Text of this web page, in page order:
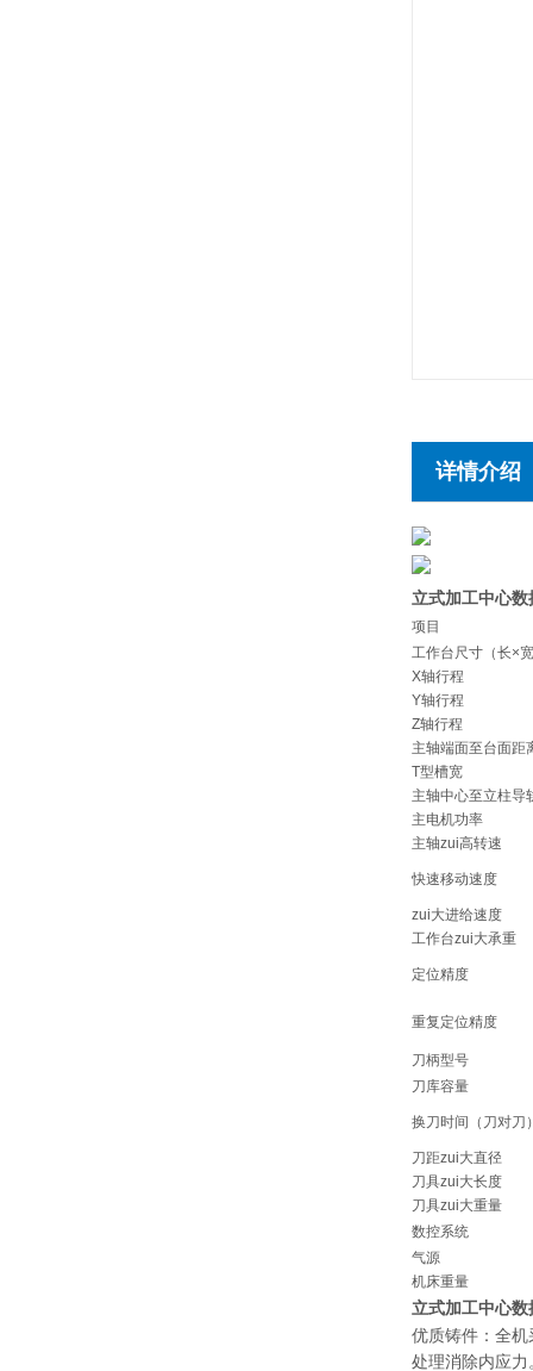
详情介绍
立式加工中心
项目
工作台尺寸（长×
X轴行程
Y轴行程
Z轴行程
主轴端面至台面距
T型槽宽
主轴中心至立柱导
主电机功率
主轴zui高转速
快速移动速度
zui大进给速度
工作台zui大承重
定位精度
重复定位精度
刀柄型号
刀库容量
换刀时间（刀对刀
刀距zui大直径
刀具zui大长度
刀具zui大重量
数控系统
气源
机床重量
立式加工中心
优质铸件：全
处理消除内应力